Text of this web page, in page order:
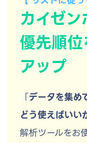
カイゼ
優先順
アップ
「データを集め
どう使えばいい
解析ツールをお